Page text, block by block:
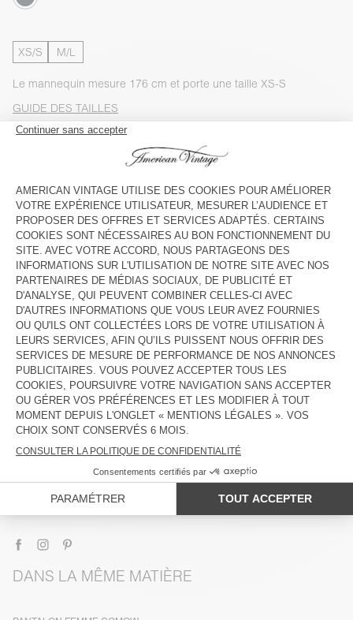
XS/S M/L
Le mannequin mesure 176 cm et porte une taille XS-S
GUIDE DES TAILLES
Livraison estiméeentre le mercredi 12 août et le vendredi 14
août
VOIR LA DISPONIBILITE EN MAGASIN
VOIR LE LOOK
DESCRIPTION
TAILLE ET COUPE
COMPOSITION
ENTRETIEN
TRAÇABILITÉ
DANS LA MÊME MATIÈRE